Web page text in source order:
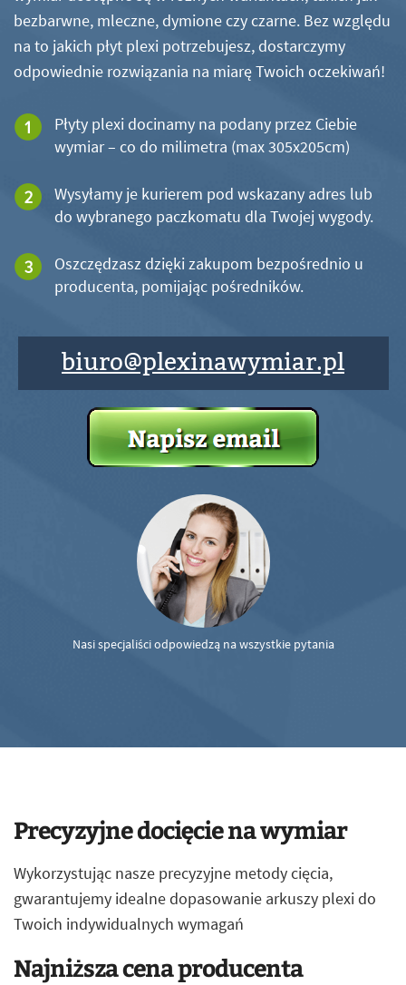
bezbarwne, mleczne, dymione czy czarne. Bez względu
na to jakich płyt plexi potrzebujesz, dostarczymy
odpowiednie rozwiązania na miarę Twoich oczekiwań!
Płyty plexi docinamy na podany przez Ciebie
wymiar – co do milimetra (max 305x205cm)
Wysyłamy je kurierem pod wskazany adres lub
do wybranego paczkomatu dla Twojej wygody.
Oszczędzasz dzięki zakupom bezpośrednio u
producenta, pomijając pośredników.
biuro@plexinawymiar.pl
Nasi specjaliści odpowiedzą na wszystkie pytania
Precyzyjne docięcie na wymiar
Wykorzystując nasze precyzyjne metody cięcia,
gwarantujemy idealne dopasowanie arkuszy plexi do
Twoich indywidualnych wymagań
Najniższa cena producenta